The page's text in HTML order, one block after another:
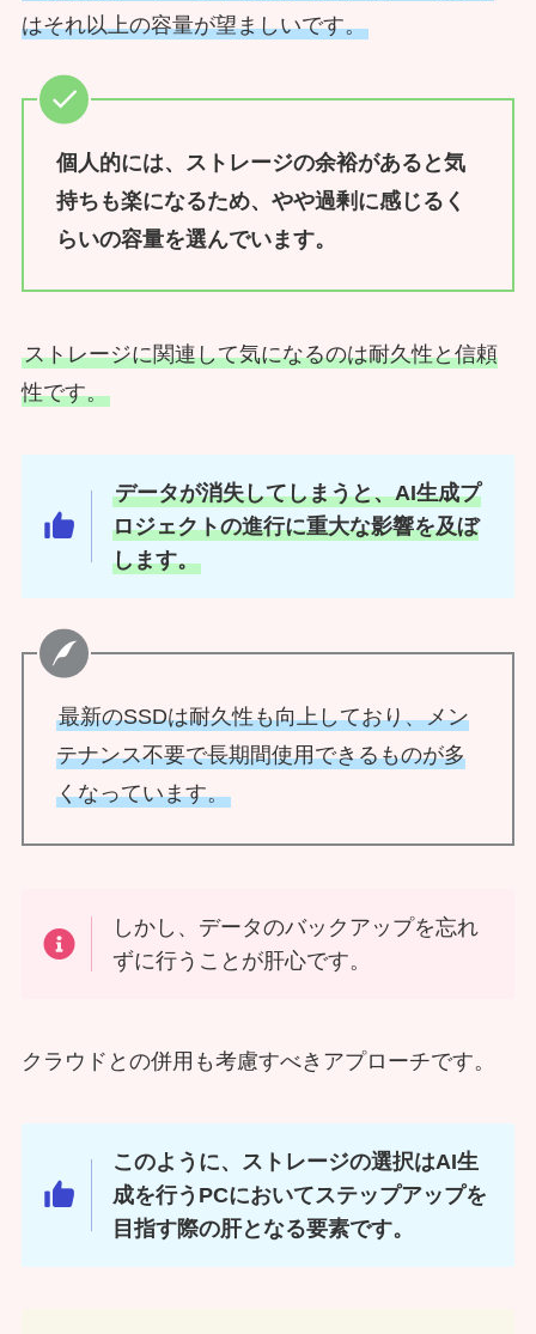
はそれ以上の容量が望ましいです。
個人的には、ストレージの余裕があると気
持ちも楽になるため、やや過剰に感じるく
らいの容量を選んでいます。
ストレージに関連して気になるのは耐久性と信頼
性です。
データが消失してしまうと、AI生成プ
ロジェクトの進行に重大な影響を及ぼ
します。
最新のSSDは耐久性も向上しており、メン
テナンス不要で長期間使用できるものが多
くなっています。
しかし、データのバックアップを忘れ
ずに行うことが肝心です。
クラウドとの併用も考慮すべきアプローチです。
このように、ストレージの選択はAI生
成を行うPCにおいてステップアップを
目指す際の肝となる要素です。